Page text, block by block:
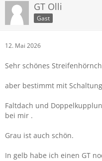
GT Olli
Gast
12. Mai 2026
Sehr schönes
aber bestimmt mit
Faltdach und
bei mir .
Grau ist auch schön.
In gelb habe ich einen GT